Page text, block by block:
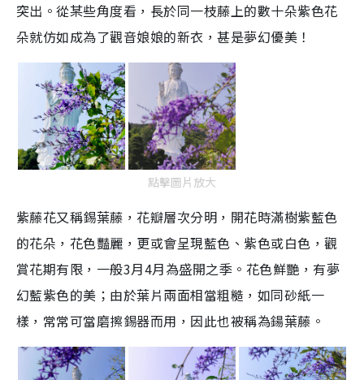
突出。從某些角度看，長於同一枝藤上的數十朵紫色花
朵就仿如成為了觀音娘娘的新衣，甚是夢幻優美！
點擊圖片放大
紫藤花又稱錫葉藤，花瓣層次分明，開花時滿樹紫藍色
的花朵，花色豔麗，更或會呈現藍色、紫色或白色，觀
賞花期有限，一般3月4月為盛開之季。花色鮮艷，有夢
幻藍紫色的美；由於葉片兩面相當粗糙，如同砂紙一
樣，常常可當磨擦錫器而用，因此也被稱為鍚葉藤。